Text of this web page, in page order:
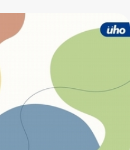
年（25-44歲）男性最常見罹患
因統計，近十年，台灣每年罹
5,400名新診斷口腔癌個案，
罹患的主要癌症中，發生和死
院長表示，南投縣境內有嚼檳
上可能因建立人際關係或工作
的習慣其實不少見，但有鑑於
自己的健康把關，除了拒吃檳
眾，更應定期做口腔篩檢，才